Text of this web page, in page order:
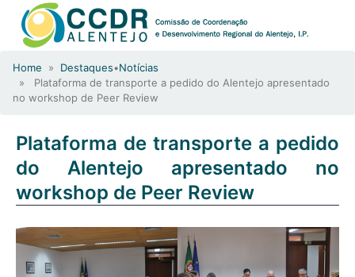
Home » Destaques•Notícias
» Plataforma de transporte a pedido do Alentejo apresentado
no workshop de Peer Review
Plataforma de transporte a pedido
do Alentejo apresentado no
workshop de Peer Review